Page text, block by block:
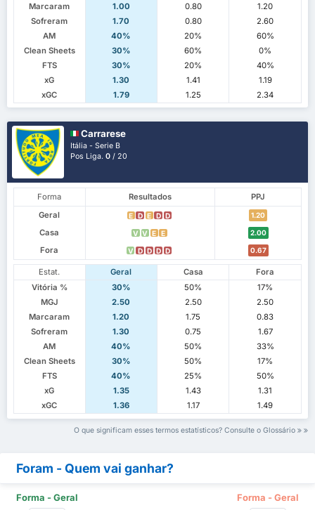
Marcaram
1.00 0.80
1.20
Sofreram
1.70 0.80
2.60
AM
40% 20%
60%
Clean Sheets
30% 60%
0%
FTS
30% 20%
40%
xG
1.30 1.41
1.19
xGC
1.79 1.25 2.34
Carrarese
Itália - Serie B
Pos Liga.0 / 20
Forma Resultados
PPJ
Geral
E D E D D 1.20
Casa V V E E 2.00
Fora V D D D D 0.67
Estat. Geral Casa
Fora
Vitória %
30% 50%
17%
MGJ
2.50 2.50
2.50
Marcaram
1.20 1.75
0.83
Sofreram
1.30 0.75
1.67
AM
40% 50%
33%
Clean Sheets
30% 50%
17%
FTS
40% 25%
50%
xG
1.35 1.43
1.31
xGC
1.36 1.17 1.49
O que significam esses termos estatísticos? Consulte o Glossário
Foram - Quem vai ganhar?
Forma - Geral Forma - Geral